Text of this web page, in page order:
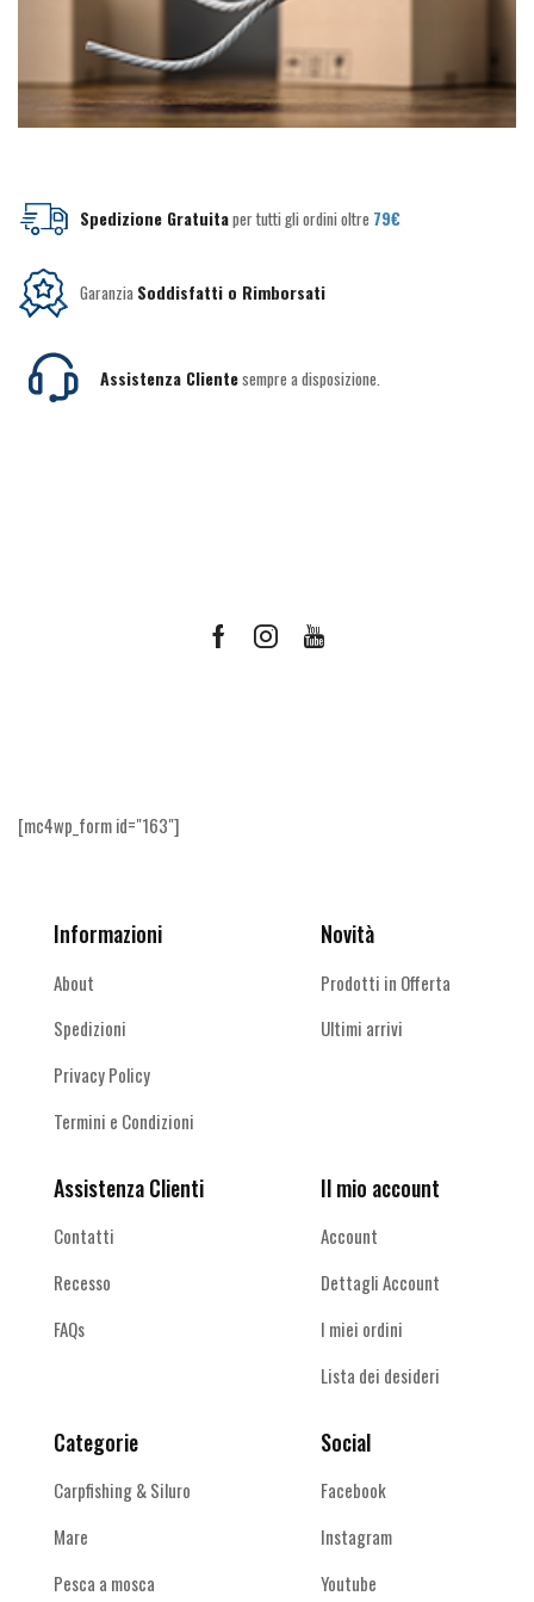
Spedizione Gratuitaper tutti gli ordini oltre 79€
Garanzia Soddisfatti o Rimborsati
Assistenza Clientesempre a disposizione.
FacebookInstagramYoutube
[mc4wp_form id="163"]
Informazioni
About
Spedizioni
Privacy Policy
Termini e Condizioni
Novità
Prodotti in Offerta
Ultimi arrivi
Assistenza Clienti
Contatti
Recesso
FAQs
Il mio account
Account
Dettagli Account
I miei ordini
Lista dei desideri
Categorie
Carpfishing & Siluro
Mare
Pesca a mosca
Social
Facebook
Instagram
Youtube